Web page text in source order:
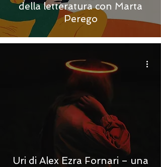
della letteratura con Marta
Perego
Uri di Alex Ezra Fornari – una